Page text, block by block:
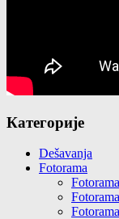
Категорије
Dešavanja
Fotorama